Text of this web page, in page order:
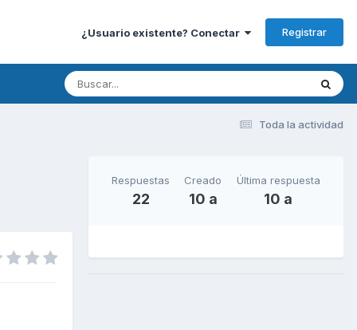
¿Usuario existente? Conectar Registrar
Toda la actividad
Respuestas
22
Creado
10 a
Última respuesta
10 a